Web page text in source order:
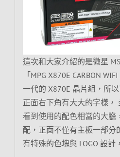
這次和大家介紹的是微星
「MPG X870E CARBON
一代的 X870E 晶片組，所
正面右下角有大大的字樣，
看到使用的配色相當的大膽
配，正面不僅有主板一部分
有特殊的色塊與 LOGO 設計